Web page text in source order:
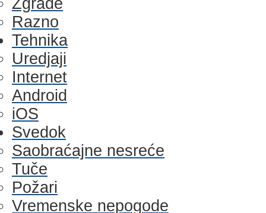
Zgrade
Razno
Tehnika
Uredjaji
Internet
Android
iOS
Svedok
Saobraćajne nesreće
Tuče
Požari
Vremenske nepogode